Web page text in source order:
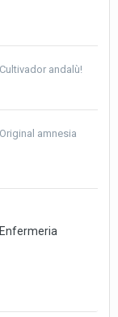
Cultivador andalù!
Original amnesia
Enfermeria